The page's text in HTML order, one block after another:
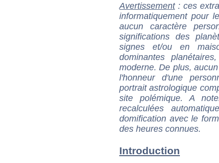
Avertissement: ces
informatiquement pour
aucun caractère
significations des
signes et/ou en
dominantes
moderne. De plus,
l'honneur d'une
portrait astrologique
site polémique. A
recalculées
domification avec le
des heures connues.
Introduction